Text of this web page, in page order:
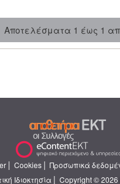
Αποτελέσματα 1 έως 1
| Cookies | Προσωπικά
Ιδιοκτησία | Copyright © 2026